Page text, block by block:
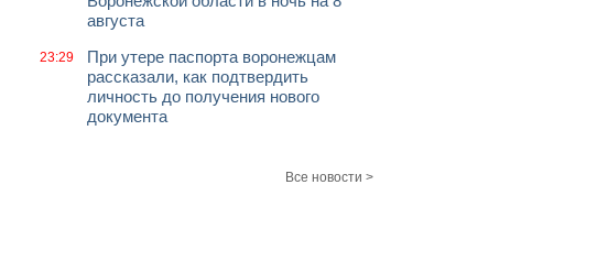
августа
23:29
При утере паспорта воронежцам
рассказали, как подтвердить
личность до получения нового
документа
Все новости >